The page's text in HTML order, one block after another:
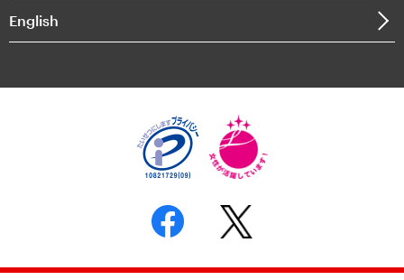
個人情報保護方針
反社会的勢力に対する基本方針
書面による個人情報の開示等の請求の手続きについて
English